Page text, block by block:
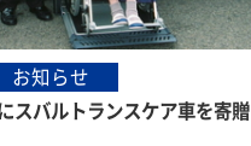
お知らせ
スバルトランスケア車を寄贈